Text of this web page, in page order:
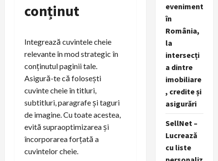
conținut
Integrează cuvintele cheie
relevante în mod strategic în
conținutul paginii tale.
Asigură-te că folosești
cuvinte cheie în titluri,
subtitluri, paragrafe și taguri
de imagine. Cu toate acestea,
evită supraoptimizarea și
încorporarea forțată a
cuvintelor cheie.
eveniment
în
România,
la
intersecți
a dintre
imobiliare
, credite și
asigurări
SellNet –
Lucrează
cu liste